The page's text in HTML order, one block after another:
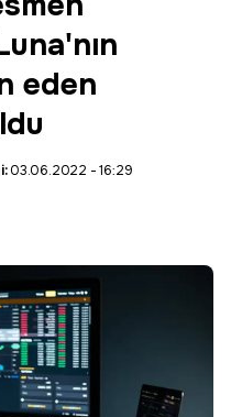
eden
03.06.2022 - 16:29